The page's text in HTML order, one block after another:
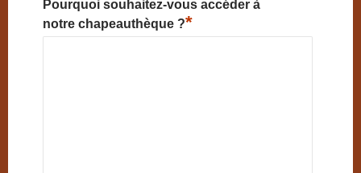
Pourquoi souhaitez-vous accéder à
notre chapeauthèque ?*